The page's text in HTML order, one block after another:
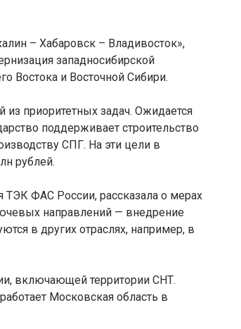
– Хабаровск – Владивосток»,
западносибирской
Востока и Восточной Сибири.
из приоритетных задач. Ожидается
поддерживает строительство
СПГ. На эти цели в
рублей.
ФАС России, рассказала о мерах
направлений — внедрение
в других отраслях, например, в
включающей территории СНТ.
Московская область в